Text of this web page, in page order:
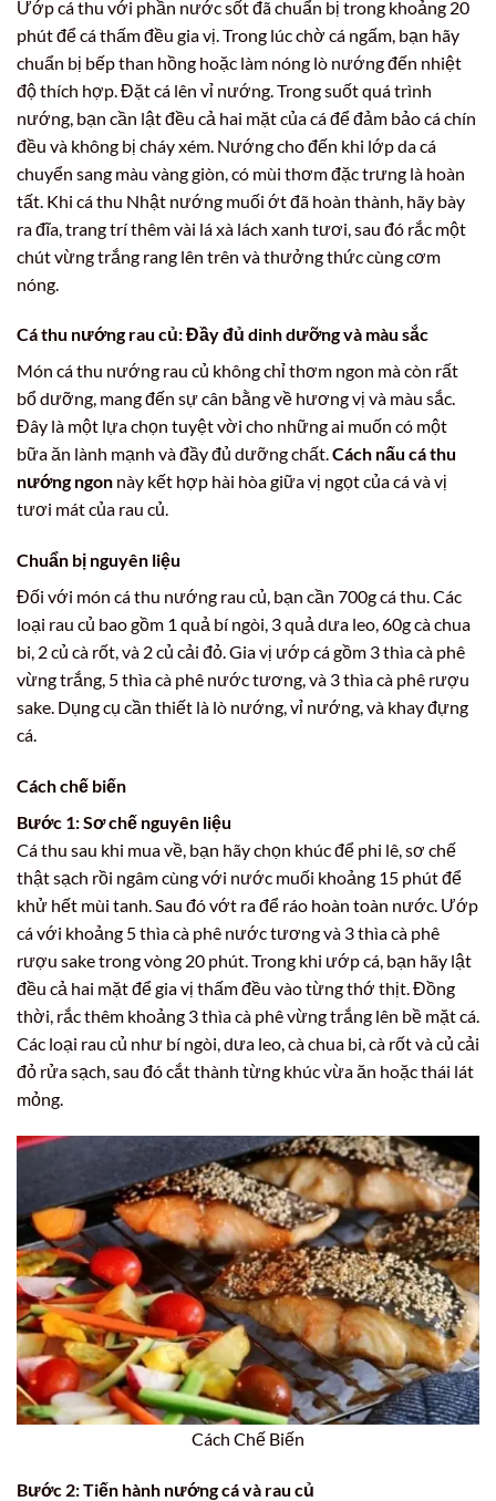
Ướp cá thu với phần nước sốt đã chuẩn bị trong khoảng 20
phút để cá thấm đều gia vị. Trong lúc chờ cá ngấm, bạn hãy
chuẩn bị bếp than hồng hoặc làm nóng lò nướng đến nhiệt
độ thích hợp. Đặt cá lên vỉ nướng. Trong suốt quá trình
nướng, bạn cần lật đều cả hai mặt của cá để đảm bảo cá chín
đều và không bị cháy xém. Nướng cho đến khi lớp da cá
chuyển sang màu vàng giòn, có mùi thơm đặc trưng là hoàn
tất. Khi cá thu Nhật nướng muối ớt đã hoàn thành, hãy bày
ra đĩa, trang trí thêm vài lá xà lách xanh tươi, sau đó rắc một
chút vừng trắng rang lên trên và thưởng thức cùng cơm
nóng.
Cá thu nướng rau củ: Đầy đủ dinh dưỡng và màu sắc
Món cá thu nướng rau củ không chỉ thơm ngon mà còn rất
bổ dưỡng, mang đến sự cân bằng về hương vị và màu sắc.
Đây là một lựa chọn tuyệt vời cho những ai muốn có một
bữa ăn lành mạnh và đầy đủ dưỡng chất.Cách nấu cá thu
nướng ngon này kết hợp hài hòa giữa vị ngọt của cá và vị
tươi mát của rau củ.
Chuẩn bị nguyên liệu
Đối với món cá thu nướng rau củ, bạn cần 700g cá thu. Các
loại rau củ bao gồm 1 quả bí ngòi, 3 quả dưa leo, 60g cà chua
bi, 2 củ cà rốt, và 2 củ cải đỏ. Gia vị ướp cá gồm 3 thìa cà phê
vừng trắng, 5 thìa cà phê nước tương, và 3 thìa cà phê rượu
sake. Dụng cụ cần thiết là lò nướng, vỉ nướng, và khay đựng
cá.
Cách chế biến
Bước 1: Sơ chế nguyên liệu
Cá thu sau khi mua về, bạn hãy chọn khúc để phi lê, sơ chế
thật sạch rồi ngâm cùng với nước muối khoảng 15 phút để
khử hết mùi tanh. Sau đó vớt ra để ráo hoàn toàn nước. Ướp
cá với khoảng 5 thìa cà phê nước tương và 3 thìa cà phê
rượu sake trong vòng 20 phút. Trong khi ướp cá, bạn hãy lật
đều cả hai mặt để gia vị thấm đều vào từng thớ thịt. Đồng
thời, rắc thêm khoảng 3 thìa cà phê vừng trắng lên bề mặt cá.
Các loại rau củ như bí ngòi, dưa leo, cà chua bi, cà rốt và củ cải
đỏ rửa sạch, sau đó cắt thành từng khúc vừa ăn hoặc thái lát
mỏng.
Cách Chế Biến
Bước 2: Tiến hành nướng cá và rau củ